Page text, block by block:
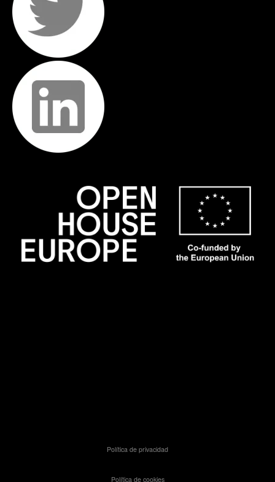
Política de privacidad
Política de cookies